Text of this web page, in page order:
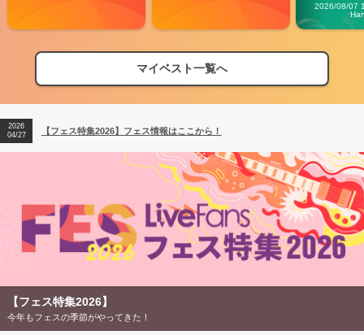
2026/08/07
マイベスト一覧へ
【フェス特集2026】フェス情報はここから！
【ライブ動員ランキング】2026年上半期編発表！
2026
04/27
【フェス特集2026】フェス情報はここから！
2026
【ライブ動員ランキング】2026年上半期編発表！
【フェス特集2026】
今年もフェスの季節がやってきた！